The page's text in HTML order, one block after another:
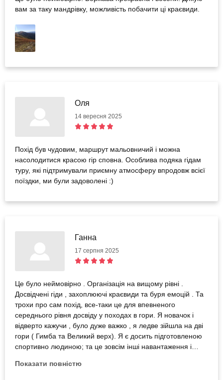
вам за таку мандрівку, можливість побачити ці краєвиди.
Оля
14 вересня 2025
Похід був чудовим, маршрут мальовничий і можна
насолодитися красою гір сповна. Особлива подяка гідам
туру, які підтримували приємну атмосферу впродовж всієї
поїздки, ми були задоволені :)
Ганна
17 серпня 2025
Це було неймовірно . Організація на вищому рівні .
Досвідчені гіди , захоплюючі краєвиди та буря емоцій . Та
трохи про сам похід, все-таки це для впевненого
середнього рівня досвіду у походах в гори. Я новачок і
відверто кажучи , було дуже важко , я ледве зійшла на дві
гори ( Гимба та Великий верх). Я є досить підготовленою
спортивно людиною; та це зовсім інші навантаження і
шкодую , маю такий класний досвід тепер.
Показати повністю